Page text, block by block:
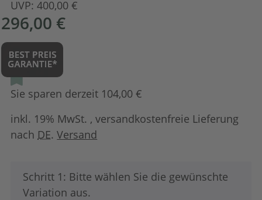
UVP: 400,00 €
296,00 €
Sie sparen derzeit 104,00 €
inkl. 19% MwSt. , versandkostenfreie Lieferung
nach DE.Versand
x
Schritt 1: Bitte wählen Sie die gewünschte
Variation aus.